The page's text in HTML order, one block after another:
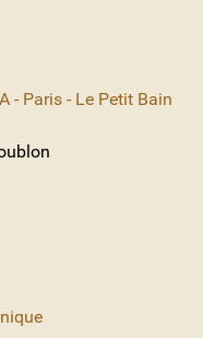
- Paris - Le Petit Bain